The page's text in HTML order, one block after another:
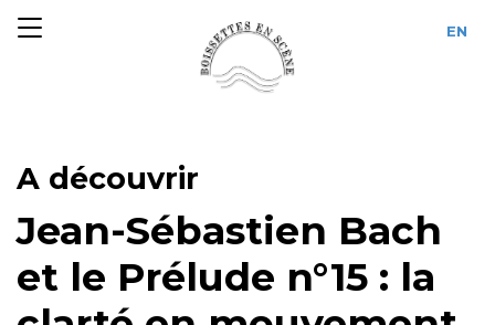
A découvrir
Jean-Sébastien Bach
et le Prélude n°15 : la